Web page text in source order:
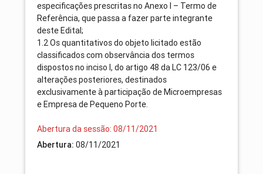
especificações prescritas no Anexo I – Termo de
Referência, que passa a fazer parte integrante
deste Edital;
1.2 Os quantitativos do objeto licitado estão
classificados com observância dos termos
dispostos no inciso I, do artigo 48 da LC 123/06 e
alterações posteriores, destinados
exclusivamente à participação de Microempresas
e Empresa de Pequeno Porte.
Abertura da sessão: 08/11/2021
Abertura: 08/11/2021